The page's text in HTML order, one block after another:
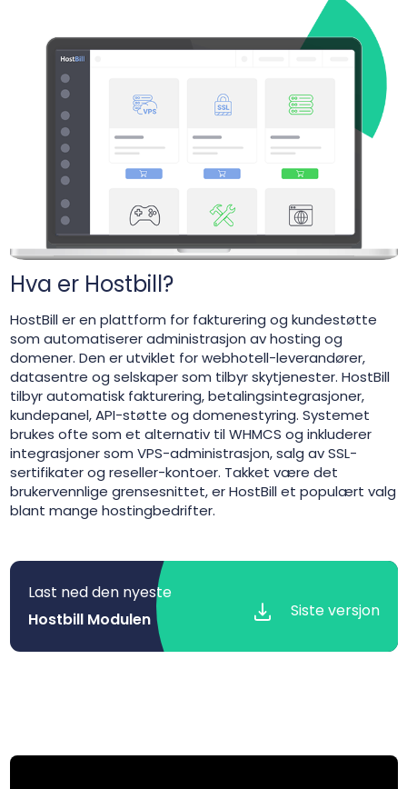
Hva er Hostbill?
HostBill er en plattform for fakturering og kundestøtte
som automatiserer administrasjon av hosting og
domener. Den er utviklet for webhotell-leverandører,
datasentre og selskaper som tilbyr skytjenester. HostBill
tilbyr automatisk fakturering, betalingsintegrasjoner,
kundepanel, API-støtte og domenestyring. Systemet
brukes ofte som et alternativ til WHMCS og inkluderer
integrasjoner som VPS-administrasjon, salg av SSL-
sertifikater og reseller-kontoer. Takket være det
brukervennlige grensesnittet, er HostBill et populært valg
blant mange hostingbedrifter.
Last ned den nyeste
Hostbill Modulen
Siste versjon